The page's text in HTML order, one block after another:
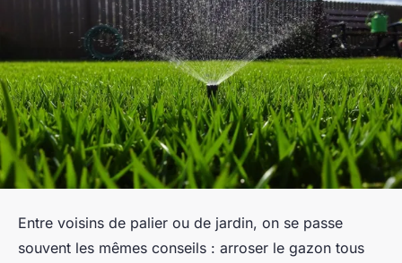
Entre voisins de palier ou de jardin, on se passe
souvent les mêmes conseils : arroser le gazon tous